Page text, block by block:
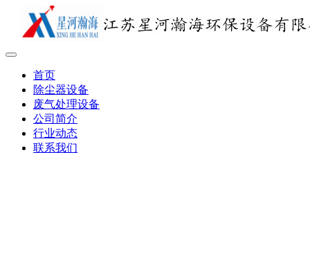
首页
除尘器设备
废气处理设备
公司简介
行业动态
联系我们